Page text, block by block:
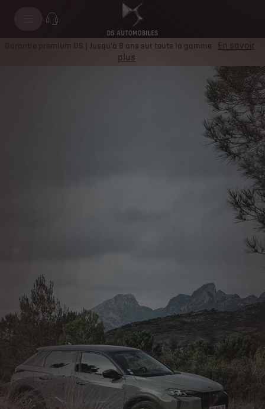
Garantie premium DS | Jusqu'à 8 ans sur toute la gamme
En savoir
plus